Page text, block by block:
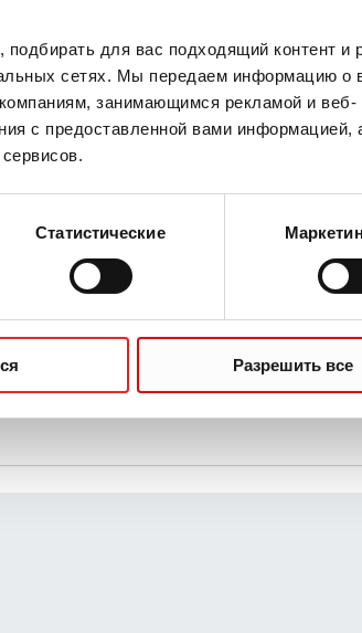
для вас подходящий контент и
сетях. Мы передаем информацию о
занимающимся рекламой и веб-
с предоставленной вами информацией,
Статистические
Разрешить все
диагностических образцов
транспортировки